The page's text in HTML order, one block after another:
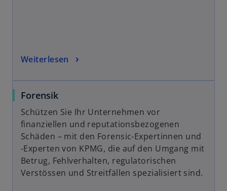
Weiterlesen
Forensik
Schützen Sie Ihr Unternehmen vor
finanziellen und reputationsbezogenen
Schäden – mit den Forensic-Expertinnen und
-Experten von KPMG, die auf den Umgang mit
Betrug, Fehlverhalten, regulatorischen
Verstössen und Streitfällen spezialisiert sind.